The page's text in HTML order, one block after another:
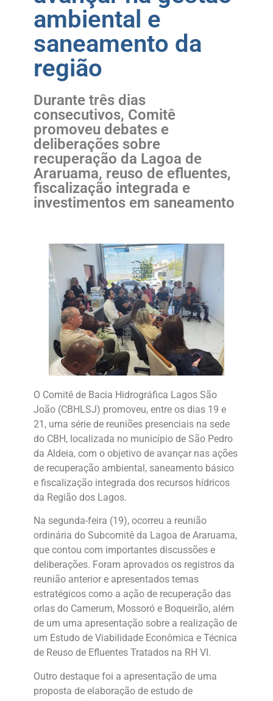
ambiental e
saneamento da
região
Durante três dias
consecutivos, Comitê
promoveu debates e
deliberações sobre
recuperação da Lagoa de
Araruama, reuso de efluentes,
fiscalização integrada e
investimentos em saneamento
O Comitê de Bacia Hidrográfica Lagos São
João (CBHLSJ) promoveu, entre os dias 19 e
21, uma série de reuniões presenciais na sede
do CBH, localizada no município de São Pedro
da Aldeia, com o objetivo de avançar nas ações
de recuperação ambiental, saneamento básico
e fiscalização integrada dos recursos hídricos
da Região dos Lagos.
Na segunda-feira (19), ocorreu a reunião
ordinária do Subcomitê da Lagoa de Araruama,
que contou com importantes discussões e
deliberações. Foram aprovados os registros da
reunião anterior e apresentados temas
estratégicos como a ação de recuperação das
orlas do Camerum, Mossoró e Boqueirão, além
de um uma apresentação sobre a realização de
um Estudo de Viabilidade Econômica e Técnica
de Reuso de Efluentes Tratados na RH VI.
Outro destaque foi a apresentação de uma
proposta de elaboração de estudo de